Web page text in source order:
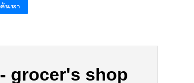
ค้นหา
- grocer's shop